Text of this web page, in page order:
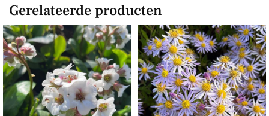
Gerelateerde producten